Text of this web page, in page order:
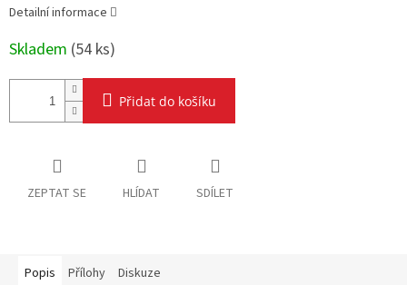
Detailní informace
Skladem (54 ks)
Přidat do košíku
ZEPTAT SE HLÍDAT SDÍLET
Popis Přílohy Diskuze